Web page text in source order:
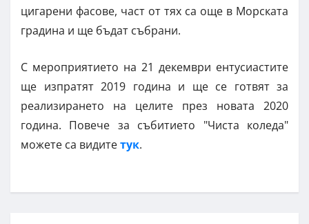
цигарени фасове, част от тях са още в Морската
градина и ще бъдат събрани.
С мероприятието на 21 декември ентусиастите
ще изпратят 2019 година и ще се готвят за
реализирането на целите през новата 2020
година. Повече за събитието "Чиста коледа"
можете са видитетук.